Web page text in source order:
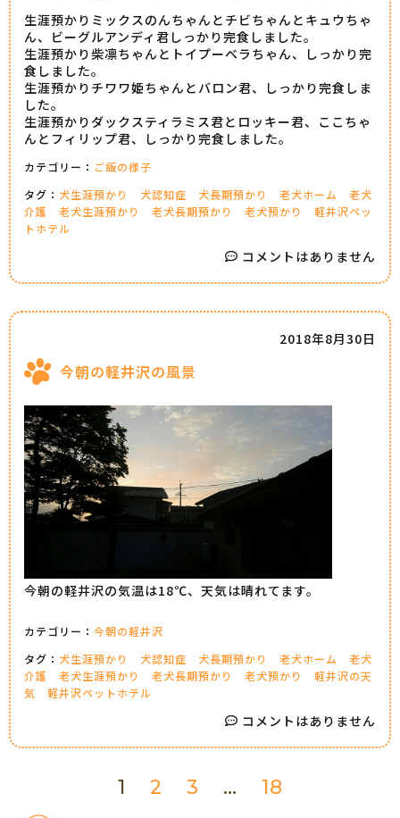
生涯預かりミックスのんちゃんとチビちゃんとキュウちゃ
ん、ビーグルアンディ君しっかり完食しました。
生涯預かり柴凛ちゃんとトイプーベラちゃん、しっかり完
食しました。
生涯預かりチワワ姫ちゃんとバロン君、しっかり完食しま
した。
生涯預かりダックスティラミス君とロッキー君、ここちゃ
んとフィリップ君、しっかり完食しました。
カテゴリー： ご飯の様子
タグ： 犬生涯預かり 犬認知症 犬長期預かり 老犬ホーム
老犬
介護
老犬生涯預かり 老犬長期預かり 老犬預かり
軽井沢ペッ
トホテル
コメントはありません
今朝の軽井沢の風景
2018年8月30日
今朝の軽井沢の気温は18℃、天気は晴れてます。
カテゴリー： 今朝の軽井沢
タグ： 犬生涯預かり 犬認知症 犬長期預かり 老犬ホーム
老犬
介護
老犬生涯預かり 老犬長期預かり 老犬預かり
軽井沢の天
気
軽井沢ペットホテル
コメントはありません
1 2 3 … 18